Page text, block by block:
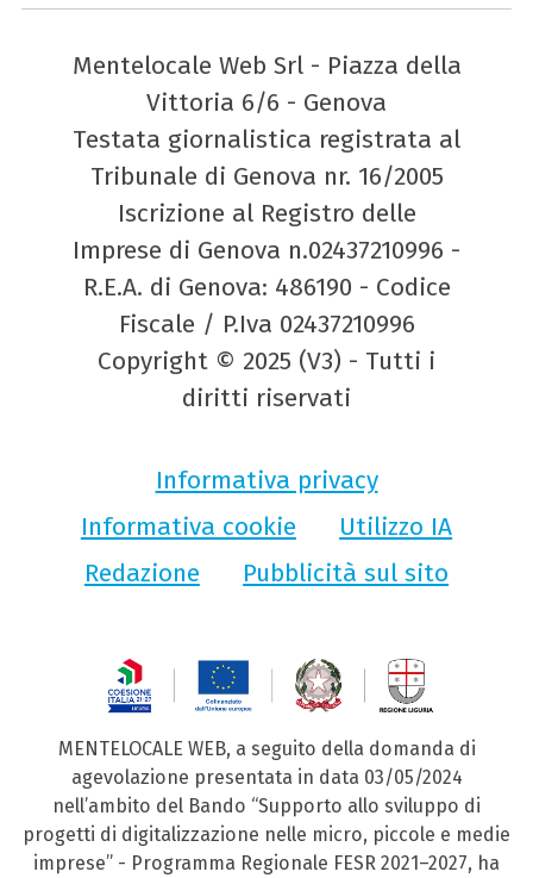
Mentelocale Web Srl - Piazza della
Vittoria 6/6 - Genova
Testata giornalistica registrata al
Tribunale di Genova nr. 16/2005
Iscrizione al Registro delle
Imprese di Genova n.02437210996 -
R.E.A. di Genova: 486190 - Codice
Fiscale / P.Iva 02437210996
Copyright © 2025 (V3) - Tutti i
diritti riservati
Informativa privacy
Informativa cookie
Utilizzo IA
Redazione
Pubblicità sul sito
MENTELOCALE WEB, a seguito della domanda di
agevolazione presentata in data 03/05/2024
nell’ambito del Bando “Supporto allo sviluppo di
progetti di digitalizzazione nelle micro, piccole e medie
imprese” - Programma Regionale FESR 2021–2027, ha